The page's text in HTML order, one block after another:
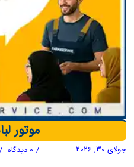
موتور
جولای 30, 2026 / 0 دیدگاه /